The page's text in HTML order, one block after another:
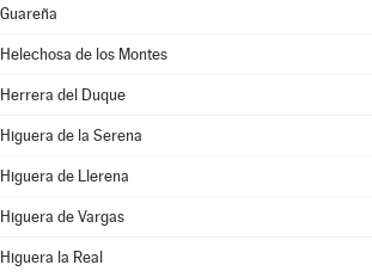
Guareña
Helechosa de los Montes
Herrera del Duque
Higuera de la Serena
Higuera de Llerena
Higuera de Vargas
Higuera la Real